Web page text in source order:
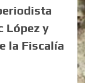
López y
la Fiscalía